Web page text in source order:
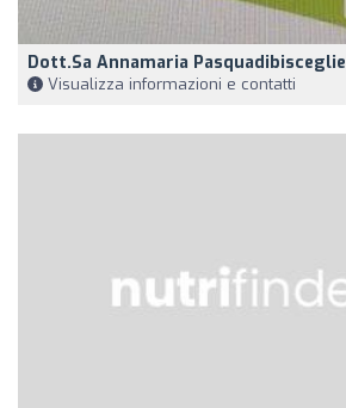
Dott.sa Annamaria Pasquadibisceglie
Visualizza informazioni e contatti